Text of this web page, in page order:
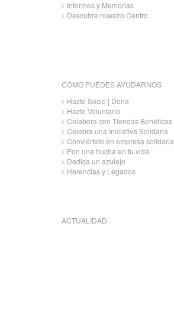
Informes y Memorias
Descubre nuestro Centro
CÓMO PUEDES AYUDARNOS
Hazte Socio | Dona
Hazte Voluntario
Colabora con Tiendas Benéficas
Celebra una Iniciativa Solidaria
Conviértete en empresa solidaria
Pon una hucha en tu vida
Dedica un azulejo
Herencias y Legados
ACTUALIDAD